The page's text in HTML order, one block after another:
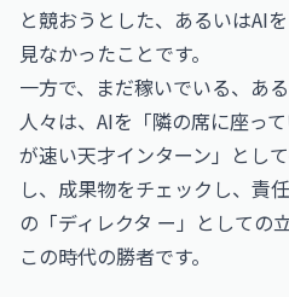
と競おうとした、あるいはAI
見なかったことです。
一方で、まだ稼いでいる、あ
人々は、AIを「隣の席に座っ
が速い天才インターン」とし
し、成果物をチェックし、責
の「ディレクタ ー」としての
この時代の勝者です。